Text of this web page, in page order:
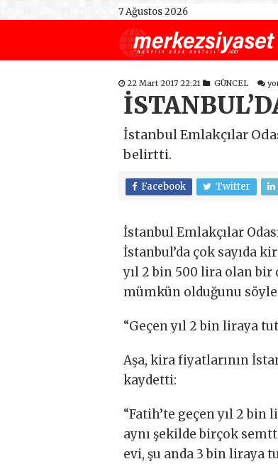
7 Ağustos 2026
22 Mart 2017 22:21 GÜNCEL
İstanbul Emlakçılar
belirtti.
Facebook Twitter
İstanbul Emlakçılar
İstanbul’da çok sayıda
yıl 2 bin 500 lira olan bir
mümkün olduğunu
“Geçen yıl 2 bin liraya
Aşa, kira fiyatlarının
kaydetti:
“Fatih’te geçen yıl 2
aynı şekilde birçok
evi, şu anda 3 bin liraya